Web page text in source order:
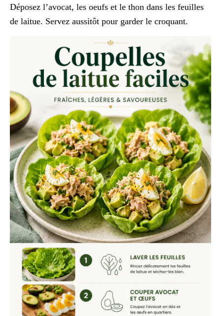
Déposez l’avocat, les oeufs et le thon dans les feuilles
de laitue. Servez aussitôt pour garder le croquant.